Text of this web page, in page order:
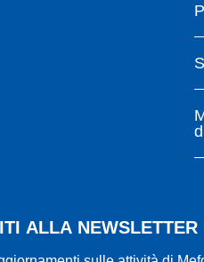
ALLA NEWSLETTER